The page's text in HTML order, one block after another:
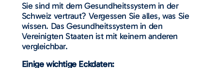
Sie sind mit dem Gesundheitssystem in der
Schweiz vertraut? Vergessen Sie alles, was Sie
wissen. Das Gesundheitssystem in den
Vereinigten Staaten ist mit keinem anderen
vergleichbar.
Einige wichtige Eckdaten: